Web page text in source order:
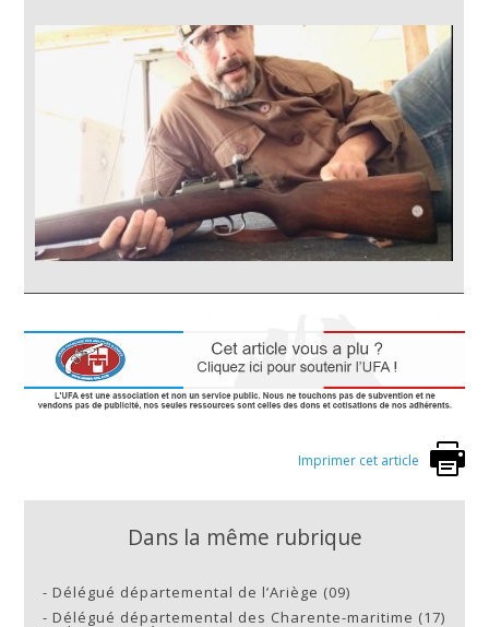
Imprimer cet article
Dans la même rubrique
-Délégué départemental de l’Ariège (09)
-Délégué départemental des Charente-maritime (17)